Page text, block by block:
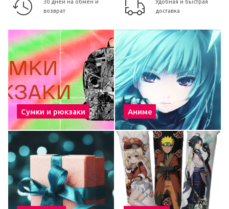
30 дней на обмен и
возврат
Удобная и быстрая
доставка
Сумки и рюкзаки Аниме